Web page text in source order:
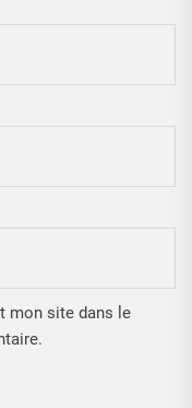
mon site dans le